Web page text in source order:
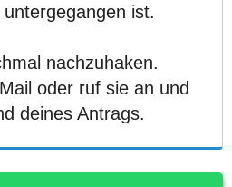
ist.
nachzuhaken.
oder ruf sie an und
deines Antrags.